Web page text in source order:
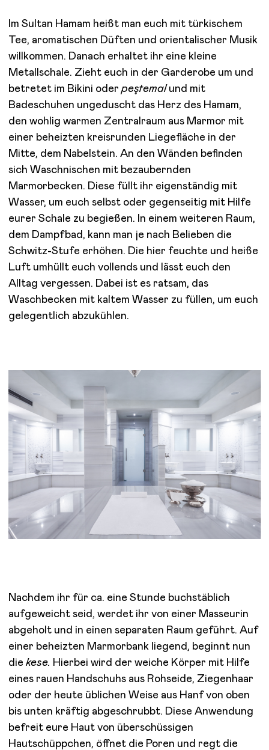
Im Sultan Hamam heißt man euch mit türkischem
Tee, aromatischen Düften und orientalischer Musik
willkommen. Danach erhaltet ihr eine kleine
Metallschale. Zieht euch in der Garderobe um und
betretet im Bikini oder peştemalund mit
Badeschuhen ungeduscht das Herz des Hamam,
den wohlig warmen Zentralraum aus Marmor mit
einer beheizten kreisrunden Liegefläche in der
Mitte, dem Nabelstein. An den Wänden befinden
sich Waschnischen mit bezaubernden
Marmorbecken. Diese füllt ihr eigenständig mit
Wasser, um euch selbst oder gegenseitig mit Hilfe
eurer Schale zu begießen. In einem weiteren Raum,
dem Dampfbad, kann man je nach Belieben die
Schwitz-Stufe erhöhen. Die hier feuchte und heiße
Luft umhüllt euch vollends und lässt euch den
Alltag vergessen. Dabei ist es ratsam, das
Waschbecken mit kaltem Wasser zu füllen, um euch
gelegentlich abzukühlen.
Nachdem ihr für ca. eine Stunde buchstäblich
aufgeweicht seid, werdet ihr von einer Masseurin
abgeholt und in einen separaten Raum geführt. Auf
einer beheizten Marmorbank liegend, beginnt nun
die kese. Hierbei wird der weiche Körper mit Hilfe
eines rauen Handschuhs aus Rohseide, Ziegenhaar
oder der heute üblichen Weise aus Hanf von oben
bis unten kräftig abgeschrubbt. Diese Anwendung
befreit eure Haut von überschüssigen
Hautschüppchen, öffnet die Poren und regt die